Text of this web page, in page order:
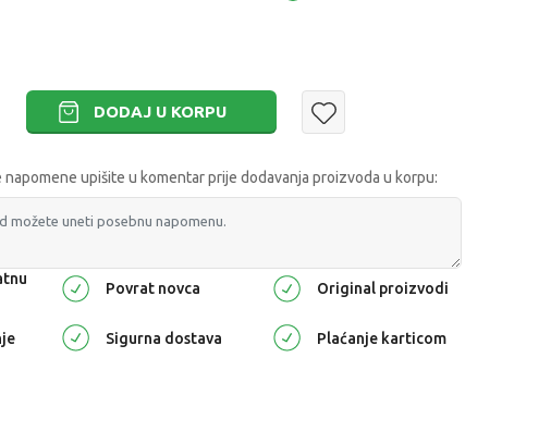
DODAJ U KORPU
upišite u komentar prije dodavanja proizvoda u korpu:
Povrat novca Original proizvodi
Sigurna dostava Plaćanje karticom